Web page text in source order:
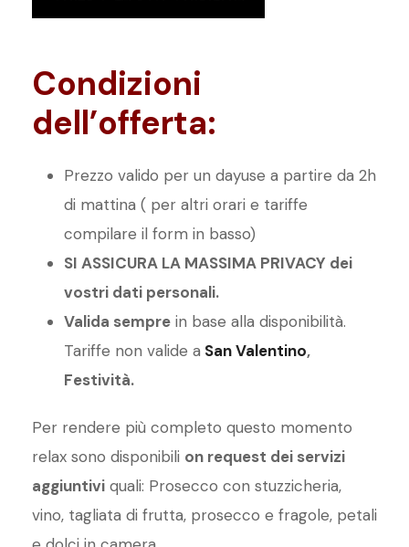
Condizioni
dell’offerta:
Prezzo valido per un dayuse a partire da 2h
di mattina ( per altri orari e tariffe
compilare il form in basso)
SI ASSICURA LA MASSIMA PRIVACY dei
vostri dati personali.
Valida sempre in base alla disponibilità.
Tariffe non valide a San Valentino,
Festività.
Per rendere più completo questo momento
relax sono disponibili on request dei servizi
aggiuntivi quali: Prosecco con stuzzicheria,
vino, tagliata di frutta, prosecco e fragole, petali